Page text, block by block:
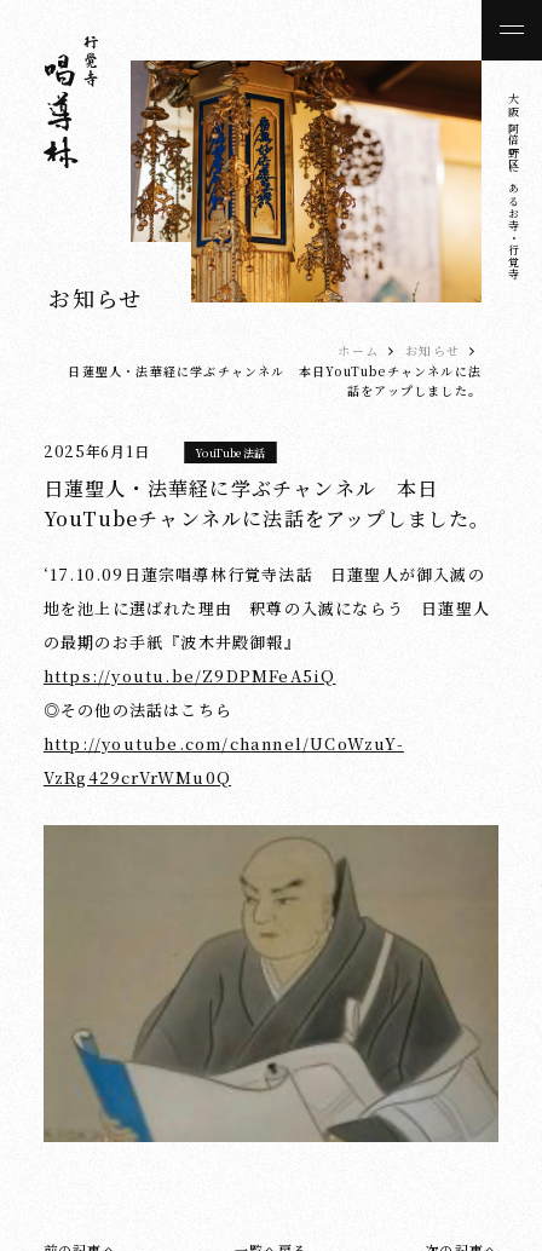
お知らせ
大阪 阿倍野区にあるお寺・行覚寺
ホーム
お知らせ
日蓮聖人・法華経に学ぶチャンネル 本日YouTubeチャンネルに法
話をアップしました。
2025年6月1日 YouTube法話
日蓮聖人・法華経に学ぶチャンネル 本日
YouTubeチャンネルに法話をアップしました。
‘17.10.09日蓮宗唱導林行覚寺法話 日蓮聖人が御入滅の
地を池上に選ばれた理由 釈尊の入滅にならう 日蓮聖人
の最期のお手紙『波木井殿御報』
https://youtu.be/Z9DPMFeA5iQ
◎その他の法話はこちら
http://youtube.com/channel/UCoWzuY-
VzRg429crVrWMu0Q